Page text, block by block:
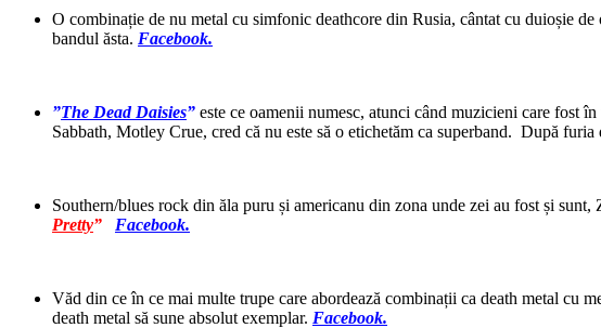
O combinație de nu metal cu simfonic deathcore din Rusia, cântat cu duioșie de
bandul ăsta. Facebook.
”The Dead Daisies” este ce oamenii numesc, atunci când muzicieni care fost
Sabbath, Motley Crue, cred că nu este să o etichetăm ca superband. După furia
Southern/blues rock din ăla puru și americanu din zona unde zei au fost și
Pretty” Facebook.
Văd din ce în ce mai multe trupe care abordează combinații ca death metal cu
death metal să sune absolut exemplar. Facebook.